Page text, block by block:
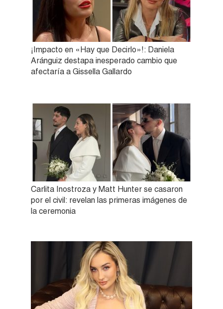
¡Impacto en «Hay que Decirlo»!: Daniela
Aránguiz destapa inesperado cambio que
afectaría a Gissella Gallardo
Carlita Inostroza y Matt Hunter se casaron
por el civil: revelan las primeras imágenes de
la ceremonia